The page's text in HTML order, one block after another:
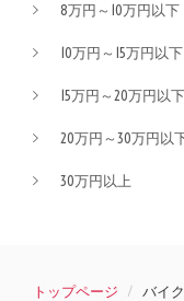
8万円～10万円以下
10万円～15万円以下
15万円～20万円以下
20万円～30万円以
30万円以上
トップページ バイ